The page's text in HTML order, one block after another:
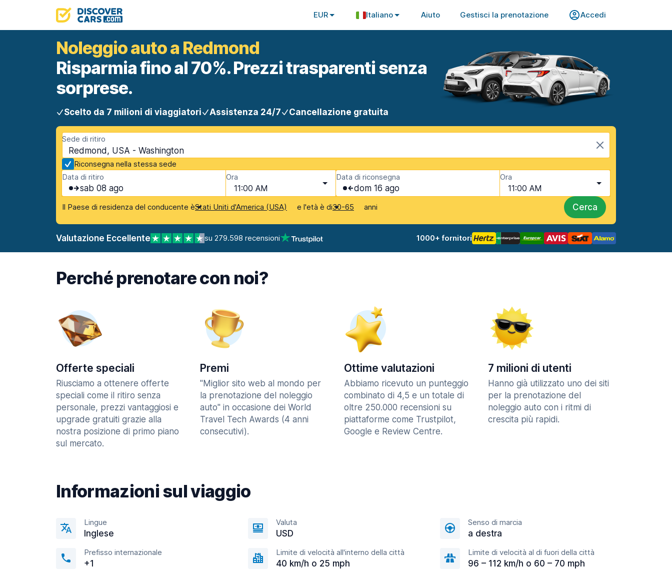
EUR Italiano Aiuto Gestisci la prenotazione Accedi
Noleggio auto a Redmond
Risparmia fino al 70%. Prezzi trasparenti senza
sorprese.
Scelto da 7 milioni di viaggiatori Assistenza 24/7 Cancellazione gratuita
Sede di ritiro
Redmond, USA - Washington
Riconsegna nella stessa sede
Data di ritiro
sab 08 ago
Ora
11:00 AM
Data di riconsegna
dom 16 ago
Ora
11:00 AM
Il Paese di residenza del conducente èStati Uniti d'America (USA) e l'età è di30-65 anni Cerca
Valutazione Eccellente su 279.598 recensioni 1000+ fornitori
Perché prenotare con noi?
Offerte speciali
Riusciamo a ottenere offerte
speciali come il ritiro senza
personale, prezzi vantaggiosi e
upgrade gratuiti grazie alla
nostra posizione di primo piano
sul mercato.
Premi
"Miglior sito web al mondo per
la prenotazione del noleggio
auto" in occasione dei World
Travel Tech Awards (4 anni
consecutivi).
Ottime valutazioni
Abbiamo ricevuto un punteggio
combinato di 4,5 e un totale di
oltre 250.000 recensioni su
piattaforme come Trustpilot,
Google e Review Centre.
7 milioni di utenti
Hanno già utilizzato uno dei siti
per la prenotazione del
noleggio auto con i ritmi di
crescita più rapidi.
Informazioni sul viaggio
Lingue
Inglese
Valuta
USD
Senso di marcia
a destra
Prefisso internazionale
+1
Limite di velocità all'interno della città
40 km/h o 25 mph
Limite di velocità al di fuori della città
96 – 112 km/h o 60 – 70 mph